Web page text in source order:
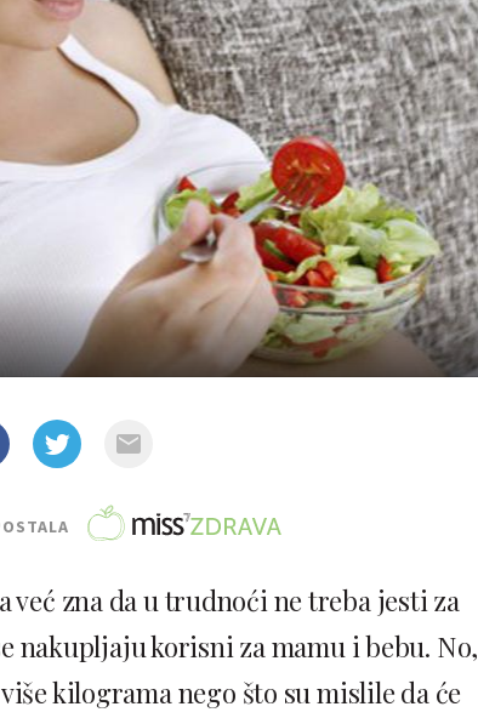
već zna da u trudnoći ne treba jesti za
nakupljaju korisni za mamu i bebu. No,
kilograma nego što su mislile da će